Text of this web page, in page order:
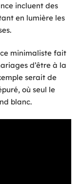
incluent des
en lumière les
minimaliste fait
d’être à la
serait de
où seul le
blanc.